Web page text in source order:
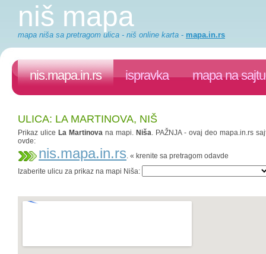
niš mapa
mapa niša sa pretragom ulica - niš online karta - mapa.in.rs
nis.mapa.in.rs ispravka mapa na sajtu
ULICA: LA MARTINOVA, NIŠ
Prikaz ulice La Martinovana mapi. Niša. PAŽNJA - ovaj deo mapa.in.rs
ovde:
nis.mapa.in.rs. « krenite sa pretragom odavde
Izaberite ulicu za prikaz na mapi Niša: